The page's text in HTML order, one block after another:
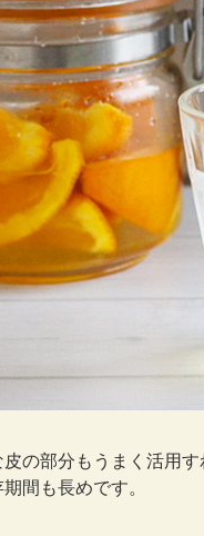
の部分もうまく活用
間も長めです。